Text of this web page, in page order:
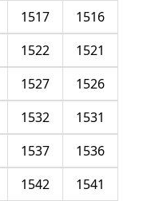
1516
1517
1521
1522
1526
1527
1531
1532
1536
1537
1541
1542